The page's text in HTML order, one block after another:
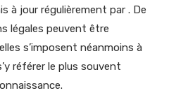
à jour régulièrement par . De
légales peuvent être
s’imposent néanmoins à
référer le plus souvent